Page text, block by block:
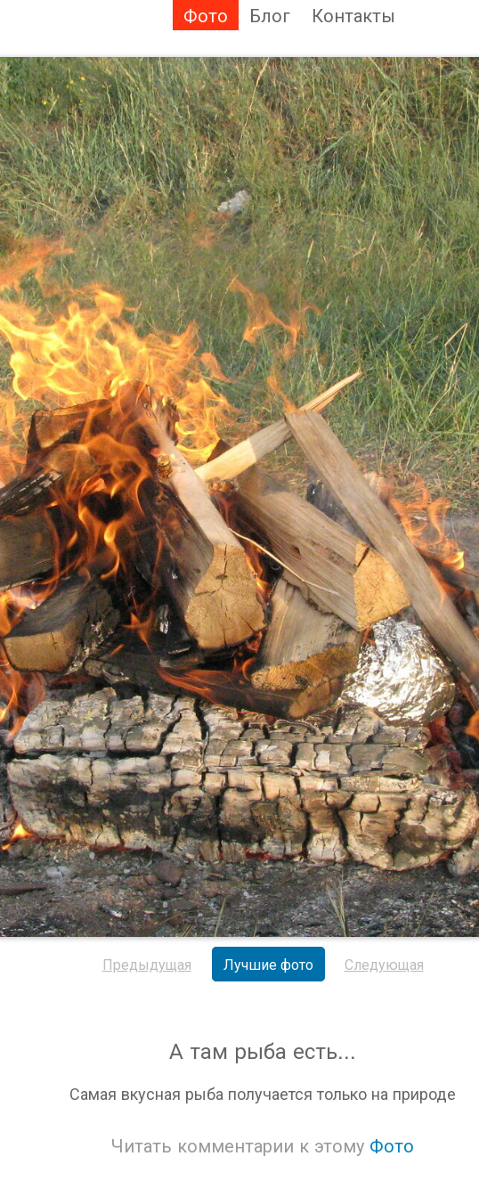
Фото Блог Контакты
Предыдущая Лучшие фото Следующая
А там рыба есть...
Самая вкусная рыба получается только на природе
Читать комментарии к этому Фото